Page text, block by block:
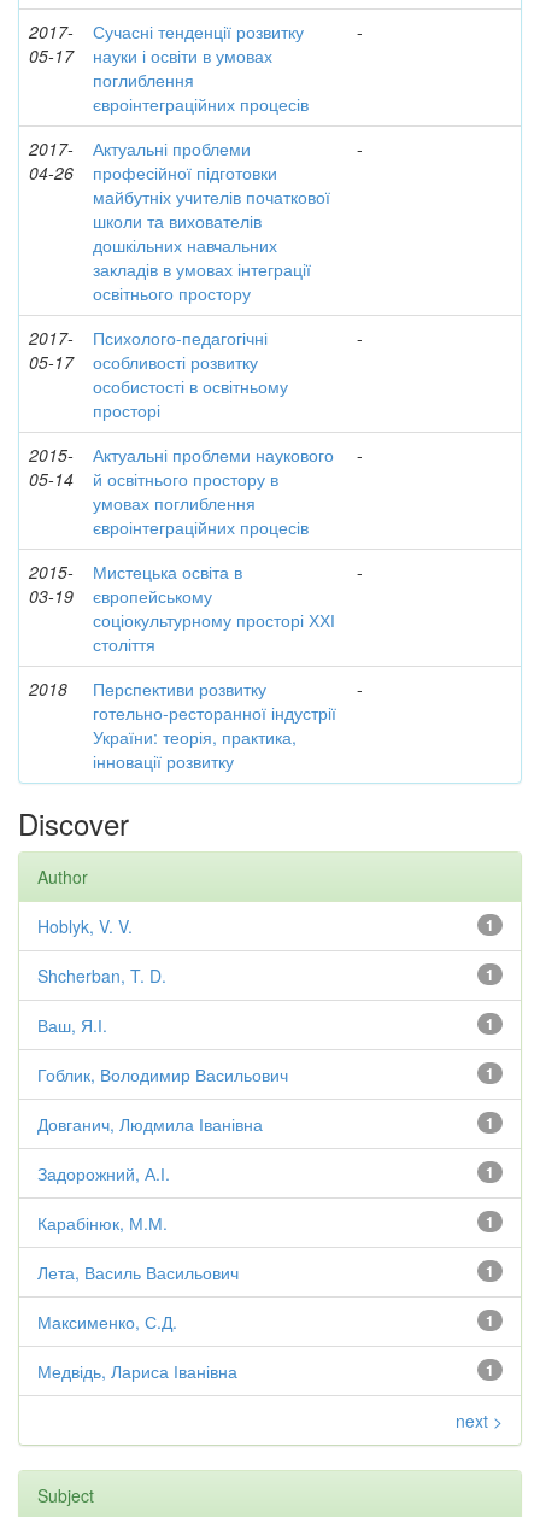
2017-
05-17
Сучасні тенденції розвитку
науки і освіти в умовах
поглиблення
євроінтеграційних процесів
-
2017-
04-26
Актуальні проблеми
професійної підготовки
майбутніх учителів початкової
школи та вихователів
дошкільних навчальних
закладів в умовах інтеграції
освітнього простору
-
2017-
05-17
Психолого-педагогічні
особливості розвитку
особистості в освітньому
просторі
-
2015-
05-14
Актуальні проблеми наукового
й освітнього простору в
умовах поглиблення
євроінтеграційних процесів
-
2015-
03-19
Мистецька освіта в
європейському
соціокультурному просторі ХХІ
століття
-
2018
Перспективи розвитку
готельно-ресторанної індустрії
України: теорія, практика,
інновації розвитку
-
Discover
Author
1
Hoblyk, V. V.
1
Shcherban, T. D.
1
Ваш, Я.І.
1
Гоблик, Володимир Васильович
1
Довганич, Людмила Іванівна
1
Задорожний, А.І.
1
Карабінюк, М.М.
1
Лета, Василь Васильович
1
Максименко, С.Д.
1
Медвідь, Лариса Іванівна
next >
Subject